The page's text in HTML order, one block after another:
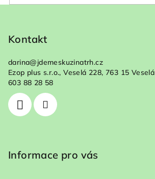
Kontakt
darina@jdemeskuzinatrh.cz
Ezop plus s.r.o., Veselá 228, 763 15 Veselá
603 88 28 58
Informace pro vás